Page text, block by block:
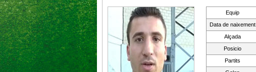
Equip
Data de naixement
Alçada
Posicio
Partits